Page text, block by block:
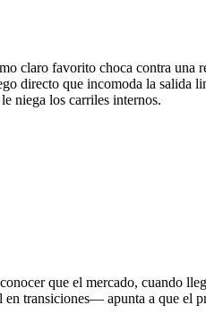
claro favorito choca contra una
directo que incomoda la salida
niega los carriles internos.
que el mercado, cuando
transiciones— apunta a que el